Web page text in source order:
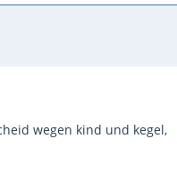
wegen kind und kegel,